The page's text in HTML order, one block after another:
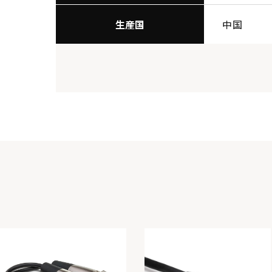
生産国 中国